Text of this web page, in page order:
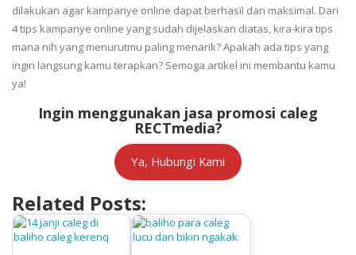
dilakukan agar kampanye online dapat berhasil dan maksimal. Dari
4 tips kampanye online yang sudah dijelaskan diatas, kira-kira tips
mana nih yang menurutmu paling menarik? Apakah ada tips yang
ingin langsung kamu terapkan? Semoga artikel ini membantu kamu
ya!
Ingin menggunakan jasa promosi caleg
RECTmedia?
Ya, Hubungi Kami
Related Posts: